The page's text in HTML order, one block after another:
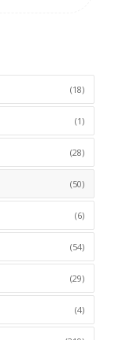
(18)
(1)
(28)
(50)
(6)
(54)
(29)
(4)